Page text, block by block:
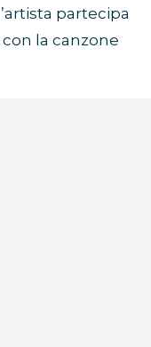
l’artista partecipa
con la canzone